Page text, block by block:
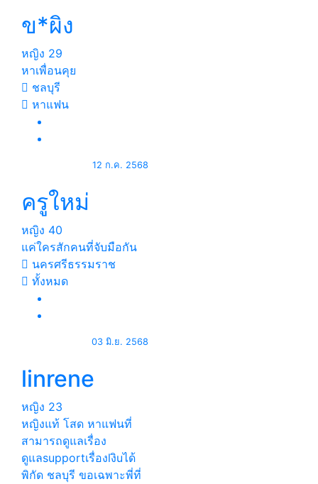
ข*ผิง
หญิง 29
หาเพื่อนคุย
ชลบุรี
หาแฟน
12 ก.ค. 2568
ครูใหม่
หญิง 40
แค่ใครสักคนที่จับมือกัน
นครศรีธรรมราช
ทั้งหมด
03 มิ.ย. 2568
linrene
หญิง 23
หญิงแท้ โสด หาแฟนที่
สามารถดูแลเรื่อง
ดูแลsupportเรื่องlงิuได้
พิกัด ชลบุรี ขอเฉพาะพี่ที่